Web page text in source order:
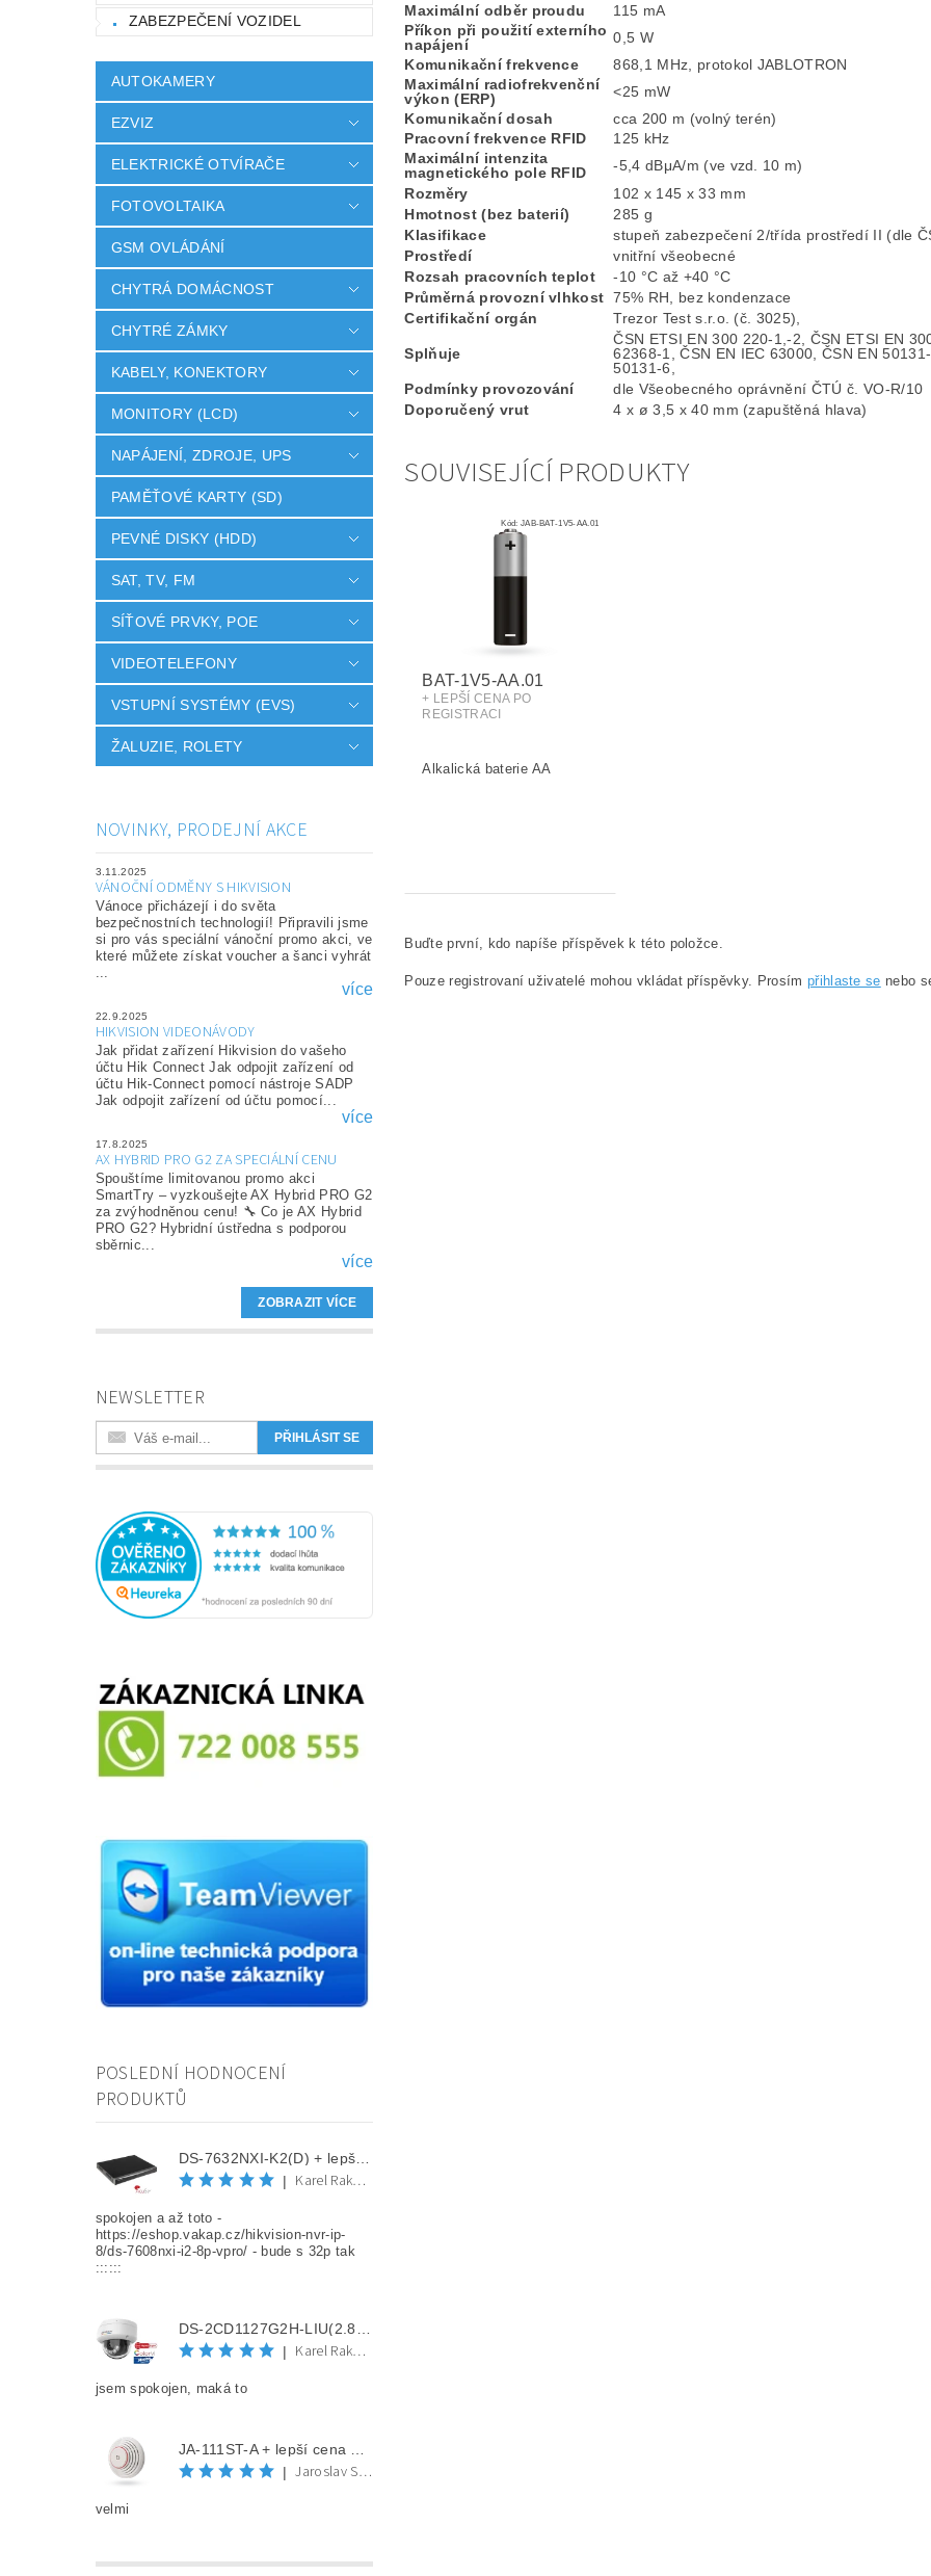
ZABEZPEČENÍ VOZIDEL
AUTOKAMERY
EZVIZ
ELEKTRICKÉ OTVÍRAČE
FOTOVOLTAIKA
GSM OVLÁDÁNÍ
CHYTRÁ DOMÁCNOST
CHYTRÉ ZÁMKY
KABELY, KONEKTORY
MONITORY (LCD)
NAPÁJENÍ, ZDROJE, UPS
PAMĚŤOVÉ KARTY (SD)
PEVNÉ DISKY (HDD)
SAT, TV, FM
SÍŤOVÉ PRVKY, POE
VIDEOTELEFONY
VSTUPNÍ SYSTÉMY (EVS)
ŽALUZIE, ROLETY
NOVINKY, PRODEJNÍ AKCE
3.11.2025
VÁNOČNÍ ODMĚNY S HIKVISION
Vánoce přicházejí i do světa
bezpečnostních technologií! Připravili jsme
si pro vás speciální vánoční promo akci, ve
které můžete získat voucher a šanci vyhrát
...
více
22.9.2025
HIKVISION VIDEONÁVODY
Jak přidat zařízení Hikvision do vašeho
účtu Hik Connect Jak odpojit zařízení od
účtu Hik-Connect pomocí nástroje SADP
Jak odpojit zařízení od účtu pomocí...
více
17.8.2025
AX HYBRID PRO G2 ZA SPECIÁLNÍ CENU
Spouštíme limitovanou promo akci
SmartTry – vyzkoušejte AX Hybrid PRO G2
za zvýhodněnou cenu! 🔧 Co je AX Hybrid
PRO G2? Hybridní ústředna s podporou
sběrnic...
více
ZOBRAZIT VÍCE
NEWSLETTER
POSLEDNÍ HODNOCENÍ
PRODUKTŮ
DS-7632NXI-K2(D) + lepší cena po registraci
|
Karel Rakovec
spokojen a až toto -
https://eshop.vakap.cz/hikvision-nvr-ip-
8/ds-7608nxi-i2-8p-vpro/ - bude s 32p tak
::::::
DS-2CD1127G2H-LIU(2.8mm) + lepší cena po registraci
|
Karel Rakovec
jsem spokojen, maká to
JA-111ST-A + lepší cena po registraci
|
Jaroslav Spěváček
velmi
Maximální odběr proudu
115 mA
Příkon při použití externího
napájení
0,5 W
Komunikační frekvence
868,1 MHz, protokol JABLOTRON
Maximální radiofrekvenční
výkon (ERP)
<25 mW
Komunikační dosah
cca 200 m (volný terén)
Pracovní frekvence RFID
125 kHz
Maximální intenzita
magnetického pole RFID
-5,4 dBμA/m (ve vzd. 10 m)
Rozměry
102 x 145 x 33 mm
Hmotnost (bez baterií)
285 g
Klasifikace
stupeň zabezpečení 2/třída prostředí II (dle
Prostředí
vnitřní všeobecné
Rozsah pracovních teplot
-10 °C až +40 °C
Průměrná provozní vlhkost 75% RH, bez kondenzace
Certifikační orgán
Trezor Test s.r.o. (č. 3025),
Splňuje
ČSN ETSI EN 300 220-1,-2, ČSN ETSI EN
62368-1, ČSN EN IEC 63000, ČSN EN
50131-6,
Podmínky provozování
dle Všeobecného oprávnění ČTÚ č. VO-R/10
Doporučený vrut
4 x ø 3,5 x 40 mm (zapuštěná hlava)
SOUVISEJÍCÍ PRODUKTY
Kód: JAB-BAT-1V5-AA.01
BAT-1V5-AA.01
+ LEPŠÍ CENA PO
REGISTRACI
Buďte první, kdo napíše příspěvek k této položce.
Pouze registrovaní uživatelé mohou vkládat příspěvky. Prosím přihlaste se nebo